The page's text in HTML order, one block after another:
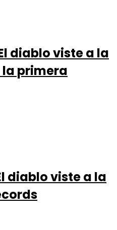
diablo viste a la
la primera
diablo viste a la